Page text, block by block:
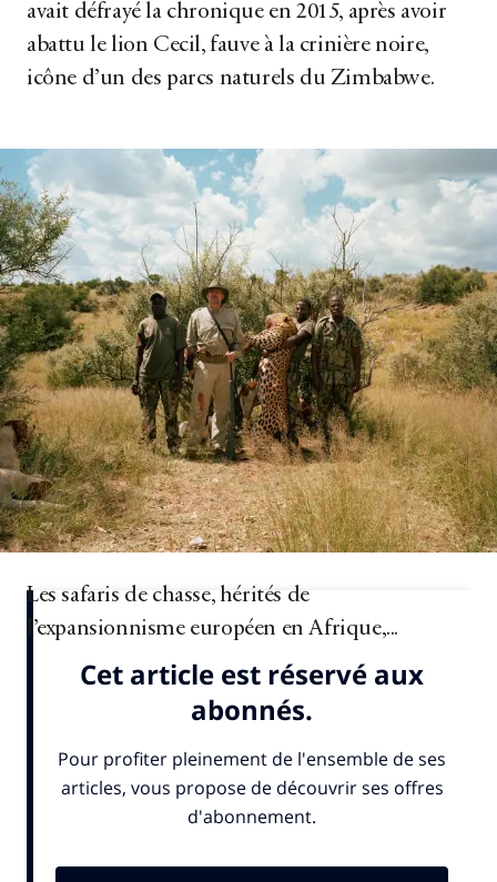
avait défrayé la chronique en 2015, après avoir
abattu le lion Cecil, fauve à la crinière noire,
icône d’un des parcs naturels du Zimbabwe.
Les safaris de chasse, hérités de
l’expansionnisme européen en Afrique,...